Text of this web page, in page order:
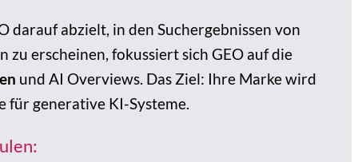
darauf abzielt, in den Suchergebnissen von
zu erscheinen, fokussiert sich GEO auf die
und AI Overviews. Das Ziel: Ihre Marke wird
generative KI-Systeme.